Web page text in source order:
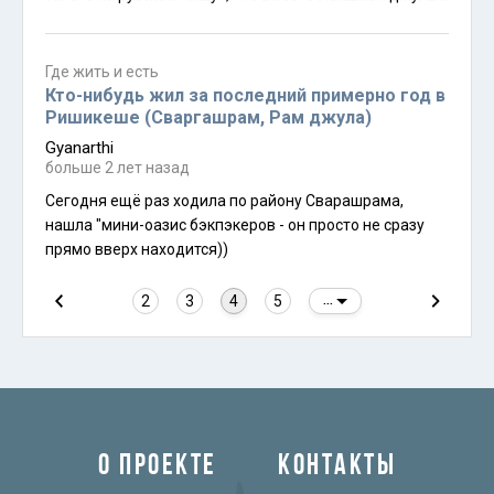
Где жить и есть
Кто-нибудь жил за последний примерно год в
Ришикеше (Сваргашрам, Рам джула)
Gyanarthi
больше 2 лет назад
Сегодня ещё раз ходила по району Сварашрама,
нашла "мини-оазис бэкпэкеров - он просто не сразу
прямо вверх находится))
2 3 4 5
О ПРОЕКТЕ КОНТАКТЫ